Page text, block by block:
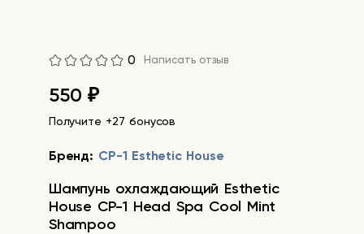
0 Написать отзыв
550₽
Получите +27 бонусов
Бренд: CP-1 Esthetic House
Шампунь охлаждающий Esthetic
House CP-1 Head Spa Cool Mint
Shampoo